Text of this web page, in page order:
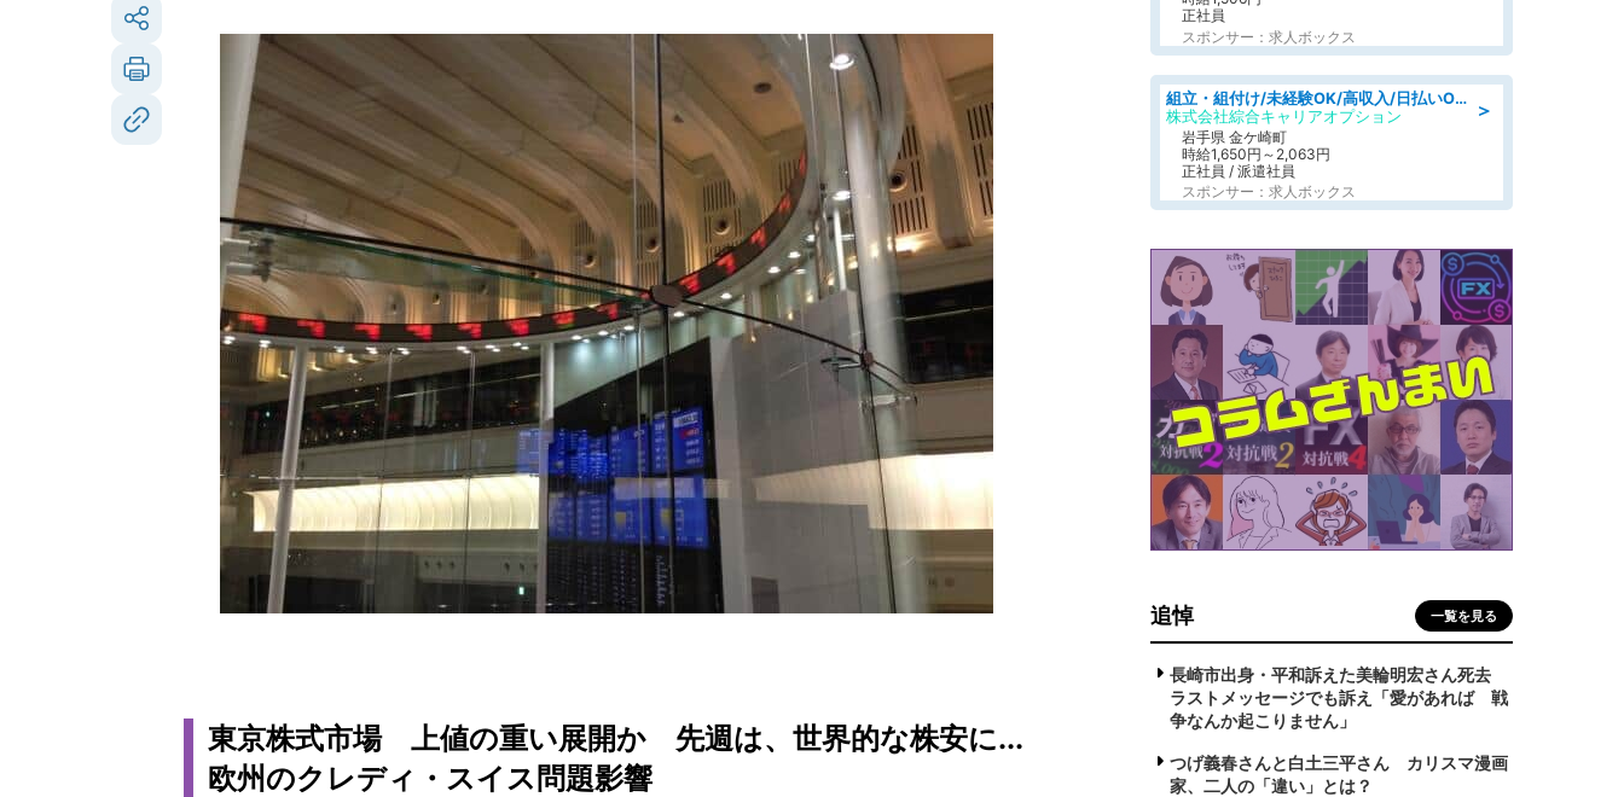
東京株式市場 上値の重い展開か 先週は、世界的な株安に...
欧州のクレディ・スイス問題影響
正社員
スポンサー：求人ボックス
＞
組立・組付け/未経験OK/高収入/日払いOK/交替制/20・30・40代活躍中
株式会社綜合キャリアオプション
岩手県 金ケ崎町
時給1,650円～2,063円
正社員 / 派遣社員
スポンサー：求人ボックス
追悼 一覧を見る
長崎市出身・平和訴えた美輪明宏さん死去
ラストメッセージでも訴え「愛があれば 戦
争なんか起こりません」
つげ義春さんと白土三平さん カリスマ漫画
家、二人の「違い」とは？